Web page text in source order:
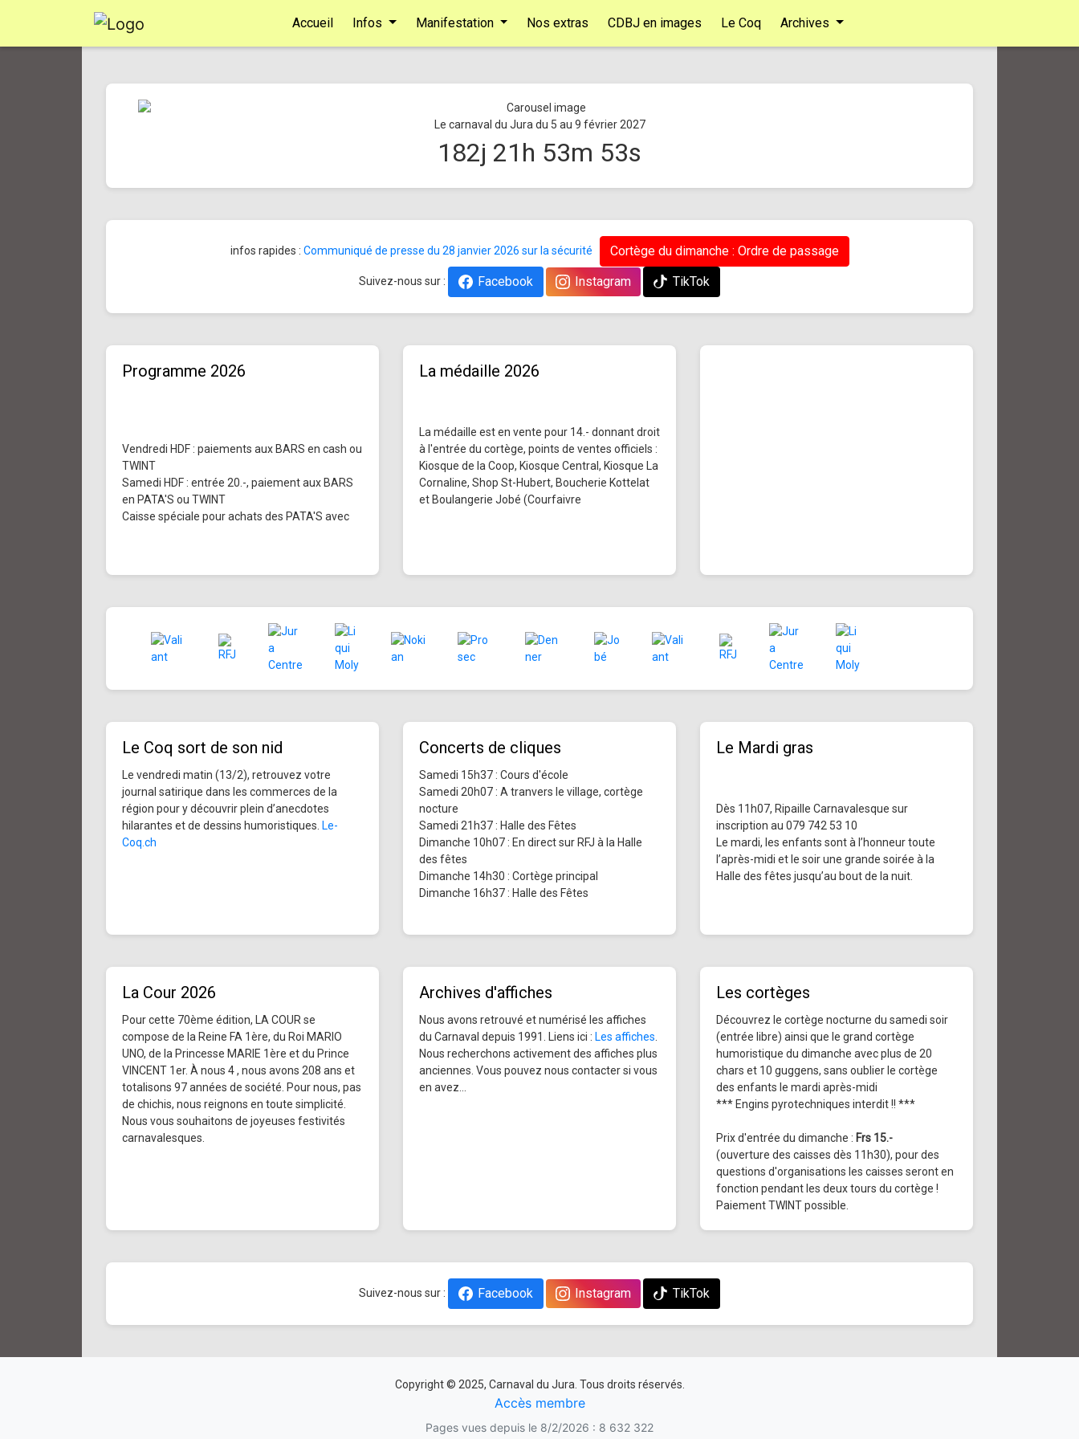
Accueil Infos Manifestation Nos extras CDBJ en images Le Coq Archives
Le carnaval du Jura du 5 au 9 février 2027
182j 21 h 53m 52s
infos rapides : Communiqué de presse du 28 janvier 2026 sur la sécurité Cortège du dimanche : Ordre de passage
Suivez-nous sur : Facebook Instagram TikTok
Programme 2026
Vendredi HDF : paiements aux BARS en cash ou
TWINT
Samedi HDF : entrée 20.-, paiement aux BARS
en PATA'S ou TWINT
Caisse spéciale pour achats des PATA'S avec
La médaille 2026
La médaille est en vente pour 14.- donnant droit
à l'entrée du cortège, points de ventes officiels :
Kiosque de la Coop, Kiosque Central, Kiosque La
Cornaline, Shop St-Hubert, Boucherie Kottelat
et Boulangerie Jobé (Courfaivre
Le Coq sort de son nid
Le vendredi matin (13/2), retrouvez votre
journal satirique dans les commerces de la
région pour y découvrir plein d’anecdotes
hilarantes et de dessins humoristiques. Le-
Coq.ch
Concerts de cliques
Samedi 15h37 : Cours d'école
Samedi 20h07 : A tranvers le village, cortège
nocture
Samedi 21h37 : Halle des Fêtes
Dimanche 10h07 : En direct sur RFJ à la Halle
des fêtes
Dimanche 14h30 : Cortège principal
Dimanche 16h37 : Halle des Fêtes
Le Mardi gras
Dès 11h07, Ripaille Carnavalesque sur
inscription au 079 742 53 10
Le mardi, les enfants sont à l’honneur toute
l’après-midi et le soir une grande soirée à la
Halle des fêtes jusqu’au bout de la nuit.
La Cour 2026
Pour cette 70ème édition, LA COUR se
compose de la Reine FA 1ère, du Roi MARIO
UNO, de la Princesse MARIE 1ère et du Prince
VINCENT 1er. À nous 4 , nous avons 208 ans et
totalisons 97 années de société. Pour nous, pas
de chichis, nous reignons en toute simplicité.
Nous vous souhaitons de joyeuses festivités
carnavalesques.
Archives d'affiches
Nous avons retrouvé et numérisé les affiches
du Carnaval depuis 1991. Liens ici : Les affiches
Nous recherchons activement des affiches plus
anciennes. Vous pouvez nous contacter si vous
en avez...
Les cortèges
Découvrez le cortège nocturne du samedi soir
(entrée libre) ainsi que le grand cortège
humoristique du dimanche avec plus de 20
chars et 10 guggens, sans oublier le cortège
des enfants le mardi après-midi
*** Engins pyrotechniques interdit !! ***
Prix d'entrée du dimanche : Frs 15.-
(ouverture des caisses dès 11h30), pour des
questions d'organisations les caisses seront en
fonction pendant les deux tours du cortège !
Paiement TWINT possible.
Suivez-nous sur : Facebook Instagram TikTok
Copyright © 2025, Carnaval du Jura. Tous droits réservés.
Accès membre
Pages vues depuis le 8/2/2026 : 8 632 322